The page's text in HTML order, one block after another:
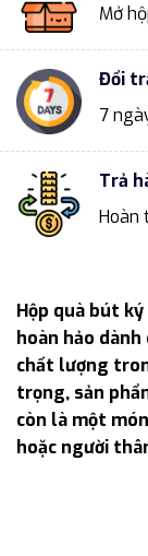
Mở
Đổi
7
Trả
Hoàn
Hộp quà bút
hoàn hảo
chất lượng
trọng, sản
còn là một
hoặc người